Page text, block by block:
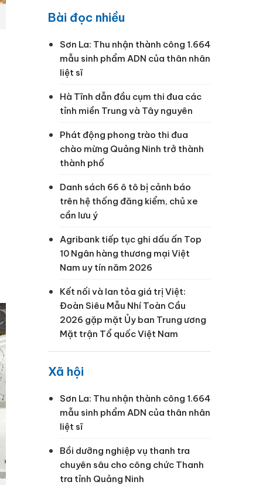
Bài đọc nhiều
Sơn La: Thu nhận thành công 1.664
mẫu sinh phẩm ADN của thân nhân
liệt sĩ
Hà Tĩnh dẫn đầu cụm thi đua các
tỉnh miền Trung và Tây nguyên
Phát động phong trào thi đua
chào mừng Quảng Ninh trở thành
thành phố
Danh sách 66 ô tô bị cảnh báo
trên hệ thống đăng kiểm, chủ xe
cần lưu ý
Agribank tiếp tục ghi dấu ấn Top
10 Ngân hàng thương mại Việt
Nam uy tín năm 2026
Kết nối và lan tỏa giá trị Việt:
Đoàn Siêu Mẫu Nhí Toàn Cầu
2026 gặp mặt Ủy ban Trung ương
Mặt trận Tổ quốc Việt Nam
Xã hội
Sơn La: Thu nhận thành công 1.664
mẫu sinh phẩm ADN của thân nhân
liệt sĩ
Bồi dưỡng nghiệp vụ thanh tra
chuyên sâu cho công chức Thanh
tra tỉnh Quảng Ninh